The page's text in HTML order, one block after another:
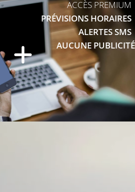
ACCÈS PREMIUM
PRÉVISIONS HORAIRES
ALERTES SMS
AUCUNE PUBLICITÉ